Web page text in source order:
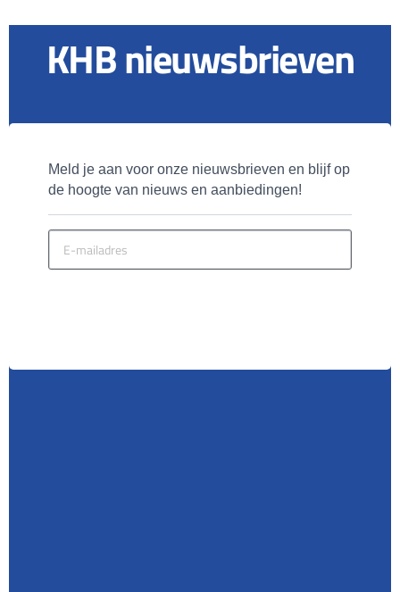
KHB nieuwsbrieven
Meld je aan voor onze nieuwsbrieven en blijf op
de hoogte van nieuws en aanbiedingen!